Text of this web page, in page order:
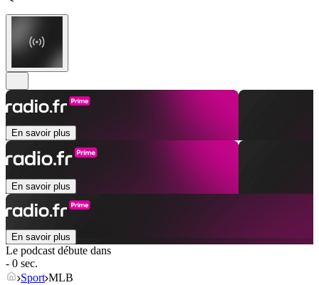
En savoir plus
En savoir plus
En savoir plus
Le podcast débute dans
- 0 sec.
Sport MLB